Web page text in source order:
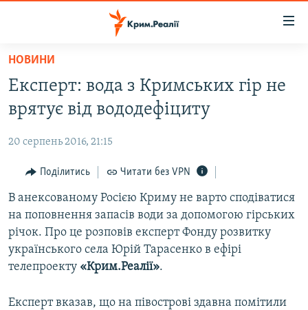
Перейти
основного
матеріалу
Перейти
до
навігації
Перейти
до
пошуку
ВОДА.КРИМ
ВІДЕО ТА ФОТО
ПОЛІТИКА
БЛОГИ
ПОГЛЯД
ІНТЕРВ'Ю
ВСЕ ЗА ДЕНЬ
СПЕЦПРОЕКТИ
ЯК ОБІЙТИ БЛОКУВАННЯ
НОВИНИ
Експерт: вода з Кримських гір не
врятує від вододефіциту
20 серпень 2016, 21:15
Поділитись Читати без VPN
В анексованому Росією Криму не варто сподіватися
на поповнення запасів води за допомогою гірських
річок. Про це розповів експерт Фонду розвитку
українського села Юрій Тарасенко в ефірі
телепроекту «Крим.Реалії».
Експерт вказав, що на півострові здавна помітили